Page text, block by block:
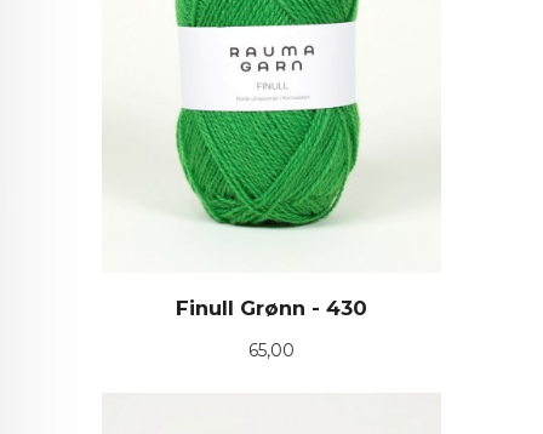
Finull Grønn - 430
Pris
65,00